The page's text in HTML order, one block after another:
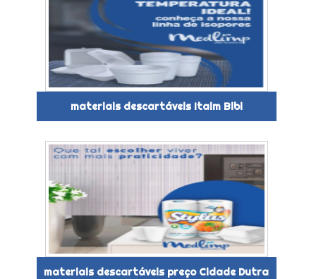
materiais descartáveis Itaim Bibi
materiais descartáveis preço Cidade Dutra